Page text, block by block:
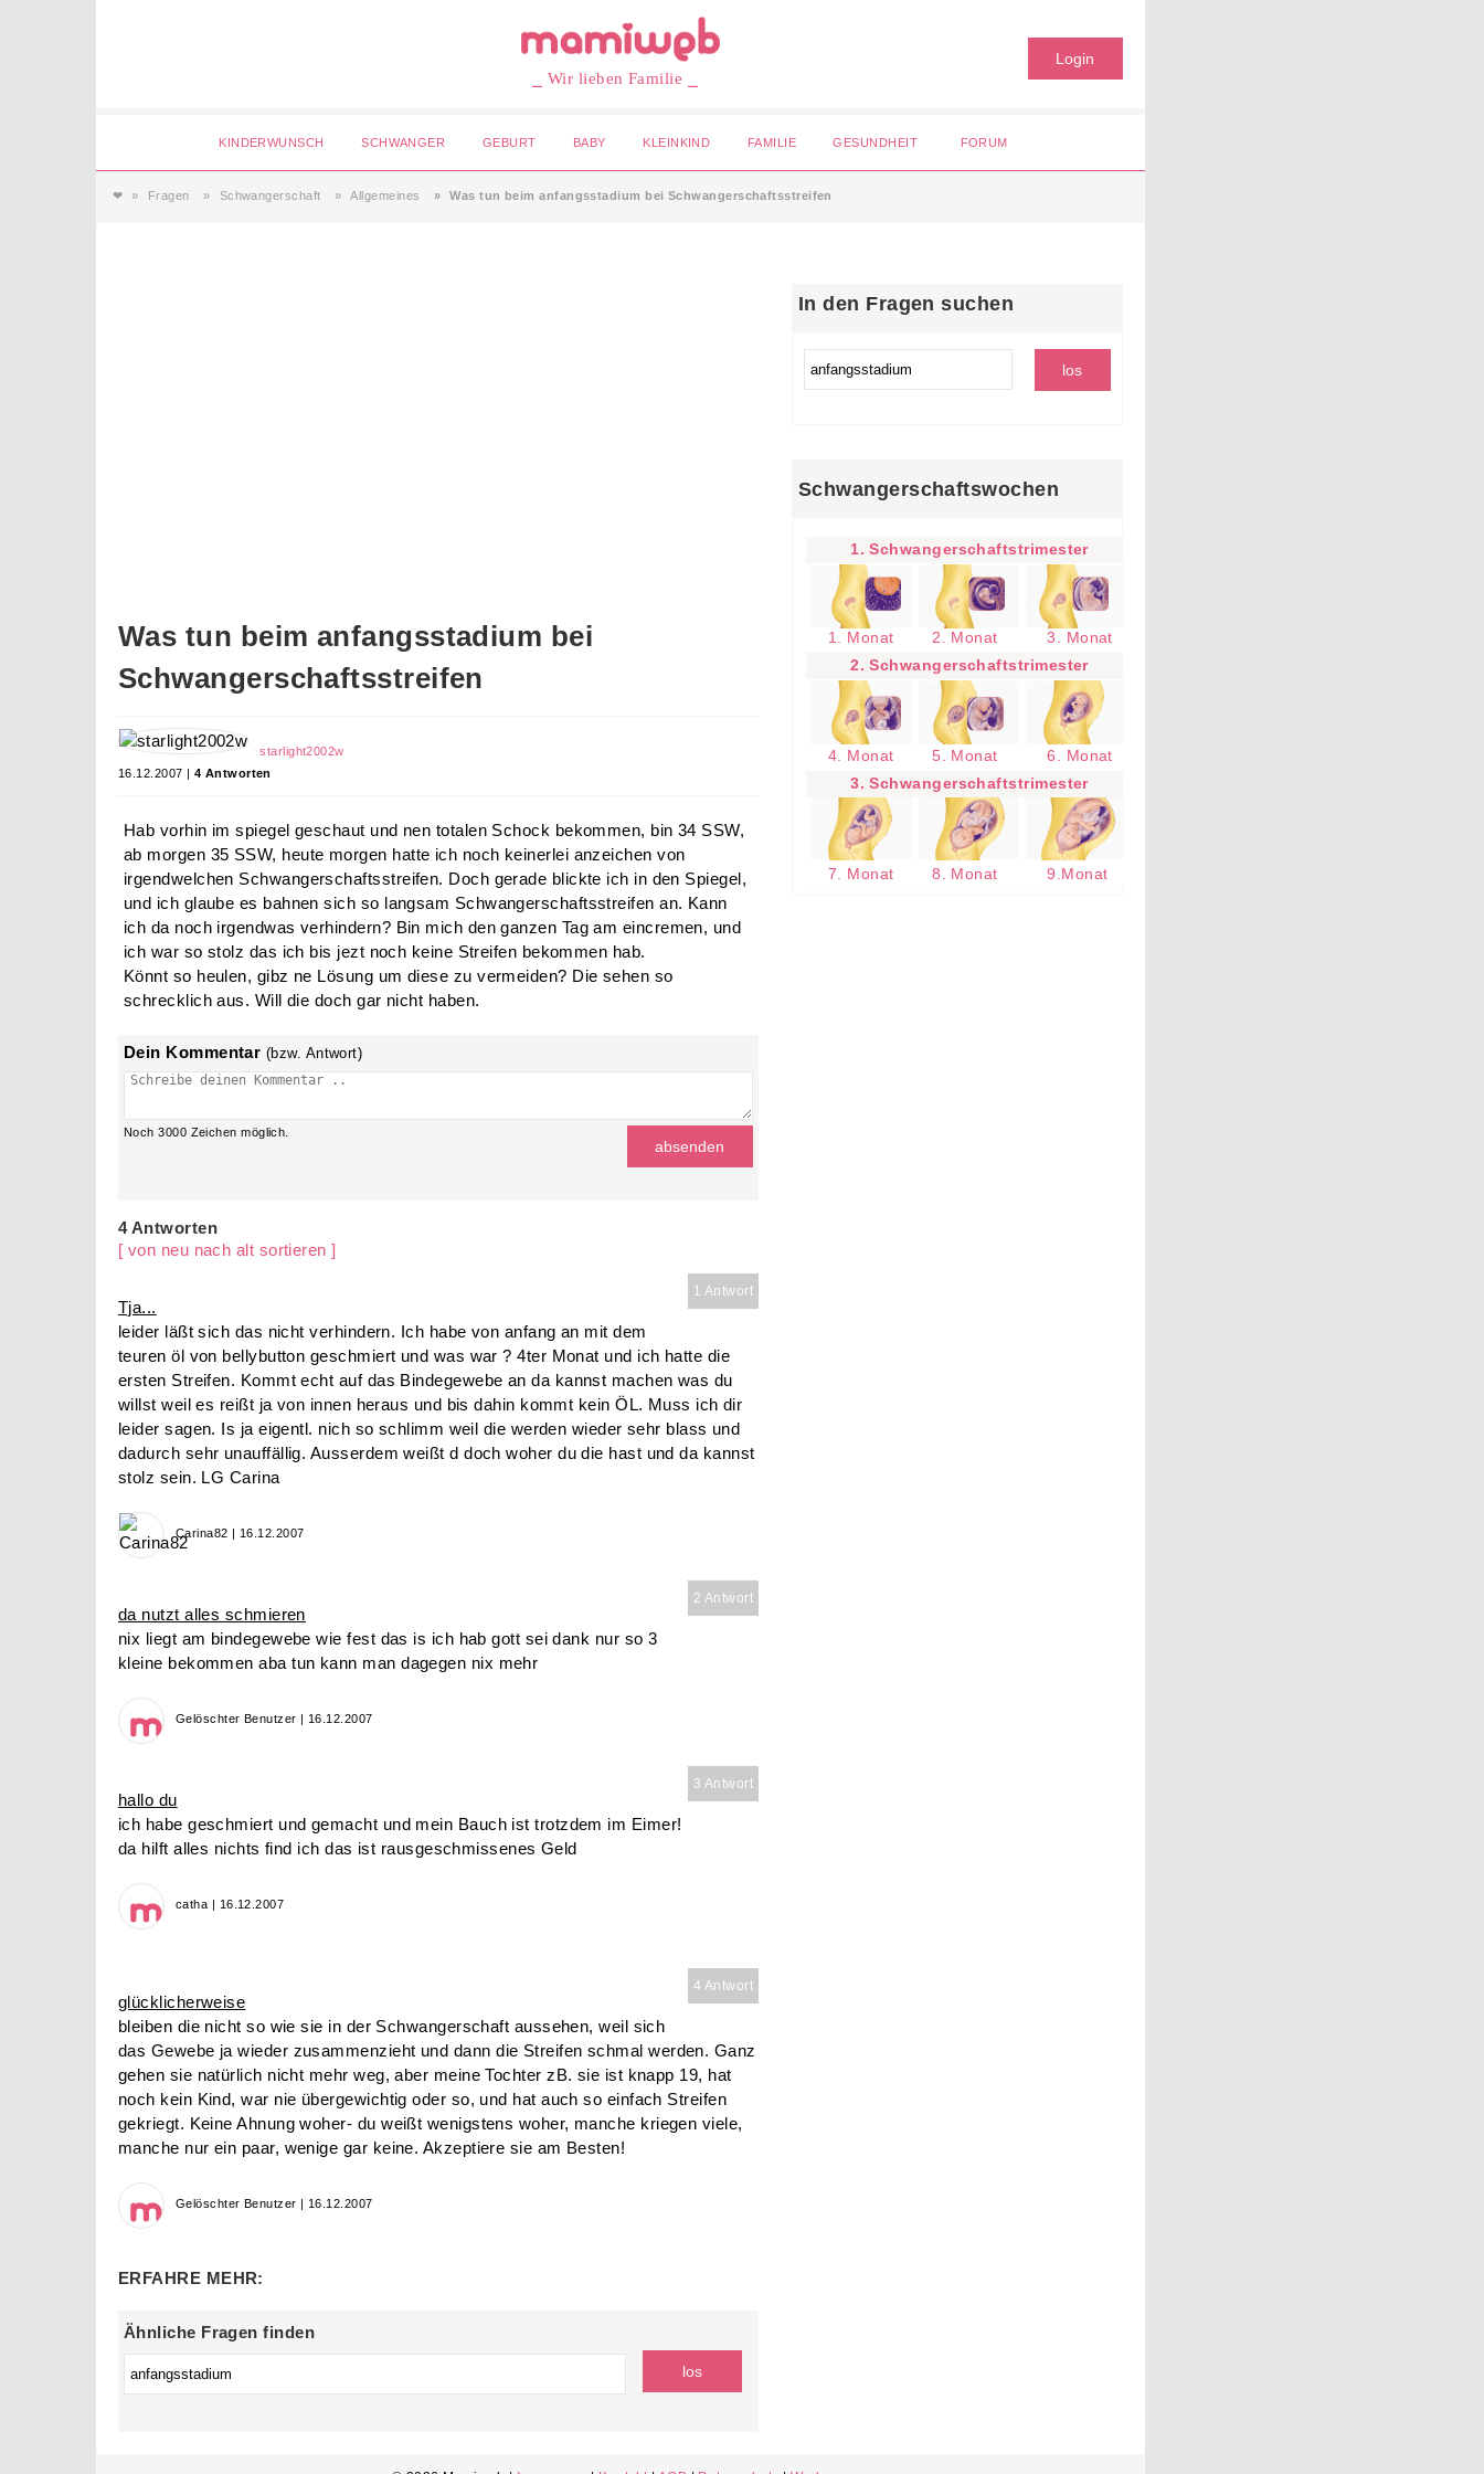
⎯ Wir lieben Familie ⎯
Login
KINDERWUNSCH SCHWANGER GEBURT BABY KLEINKIND FAMILIE GESUNDHEIT FORUM
❤ Fragen Schwangerschaft Allgemeines Was tun beim anfangsstadium bei Schwangerschaftsstreifen
Was tun beim anfangsstadium bei
Schwangerschaftsstreifen
starlight2002w
16.12.2007 | 4 Antworten
Hab vorhin im spiegel geschaut und nen totalen Schock bekommen, bin 34 SSW,
ab morgen 35 SSW, heute morgen hatte ich noch keinerlei anzeichen von
irgendwelchen Schwangerschaftsstreifen. Doch gerade blickte ich in den Spiegel,
und ich glaube es bahnen sich so langsam Schwangerschaftsstreifen an. Kann
ich da noch irgendwas verhindern? Bin mich den ganzen Tag am eincremen, und
ich war so stolz das ich bis jezt noch keine Streifen bekommen hab.
Könnt so heulen, gibz ne Lösung um diese zu vermeiden? Die sehen so
schrecklich aus. Will die doch gar nicht haben.
Dein Kommentar (bzw. Antwort)
Noch3000 Zeichen möglich.
4 Antworten
[ von neu nach alt sortieren ]
1 Antwort
Tja...
leider läßt sich das nicht verhindern. Ich habe von anfang an mit dem
teuren öl von bellybutton geschmiert und was war ? 4ter Monat und ich hatte die
ersten Streifen. Kommt echt auf das Bindegewebe an da kannst machen was du
willst weil es reißt ja von innen heraus und bis dahin kommt kein ÖL. Muss ich dir
leider sagen. Is ja eigentl. nich so schlimm weil die werden wieder sehr blass und
dadurch sehr unauffällig. Ausserdem weißt d doch woher du die hast und da kannst
stolz sein. LG Carina
Carina82 | 16.12.2007
2 Antwort
da nutzt alles schmieren
nix liegt am bindegewebe wie fest das is ich hab gott sei dank nur so 3
kleine bekommen aba tun kann man dagegen nix mehr
Gelöschter Benutzer | 16.12.2007
3 Antwort
hallo du
ich habe geschmiert und gemacht und mein Bauch ist trotzdem im Eimer!
da hilft alles nichts find ich das ist rausgeschmissenes Geld
catha | 16.12.2007
4 Antwort
glücklicherweise
bleiben die nicht so wie sie in der Schwangerschaft aussehen, weil sich
das Gewebe ja wieder zusammenzieht und dann die Streifen schmal werden. Ganz
gehen sie natürlich nicht mehr weg, aber meine Tochter zB. sie ist knapp 19, hat
noch kein Kind, war nie übergewichtig oder so, und hat auch so einfach Streifen
gekriegt. Keine Ahnung woher- du weißt wenigstens woher, manche kriegen viele,
manche nur ein paar, wenige gar keine. Akzeptiere sie am Besten!
Gelöschter Benutzer | 16.12.2007
ERFAHRE MEHR:
Ähnliche Fragen finden
In den Fragen suchen
Schwangerschaftswochen
1. Schwangerschaftstrimester
1. Monat 2. Monat
3. Monat
2. Schwangerschaftstrimester
4. Monat 5. Monat
6. Monat
3. Schwangerschaftstrimester
7. Monat 8. Monat 9.Monat